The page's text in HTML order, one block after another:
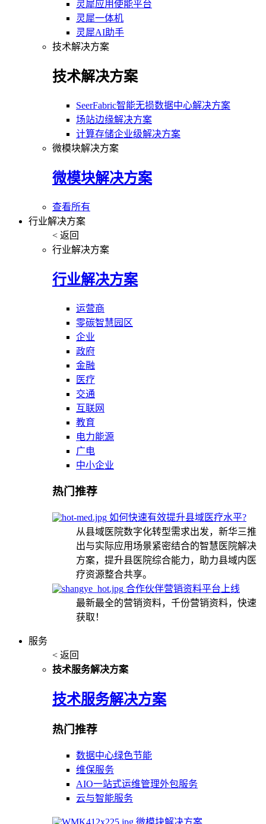
灵犀应用使能平台
灵犀一体机
灵犀AI助手
技术解决方案
技术解决方案
SeerFabric智能无损数据中心解决方案
场站边缘解决方案
计算存储企业级解决方案
微模块解决方案
微模块解决方案
查看所有
行业解决方案
< 返回
行业解决方案
行业解决方案
运营商
零碳智慧园区
企业
政府
金融
医疗
交通
互联网
教育
电力能源
广电
中小企业
热门推荐
如何快速有效提升县域医疗水平?
从县域医院数字化转型需求出发，新华三推
出与实际应用场景紧密结合的智慧医院解决
方案，提升县医院综合能力，助力县域内医
疗资源整合共享。
合作伙伴营销资料平台上线
最新最全的营销资料，千份营销资料，快速
获取！
服务
< 返回
技术服务解决方案
技术服务解决方案
热门推荐
数据中心绿色节能
维保服务
AIO一站式运维管理外包服务
云与智能服务
微模块解决方案